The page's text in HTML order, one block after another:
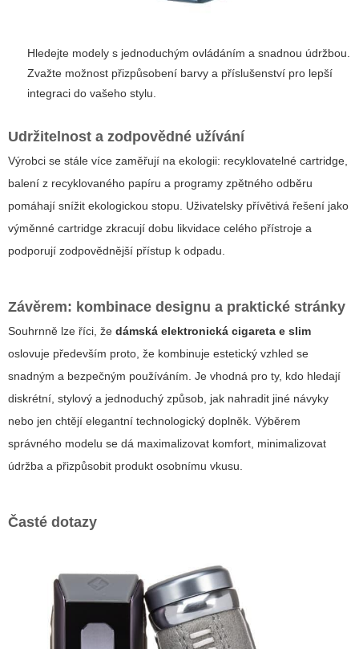
Hledejte modely s jednoduchým ovládáním a snadnou údržbou.
Zvažte možnost přizpůsobení barvy a příslušenství pro lepší
integraci do vašeho stylu.
Udržitelnost a zodpovědné užívání
Výrobci se stále více zaměřují na ekologii: recyklovatelné cartridge,
balení z recyklovaného papíru a programy zpětného odběru
pomáhají snížit ekologickou stopu. Uživatelsky přívětivá řešení jako
výměnné cartridge zkracují dobu likvidace celého přístroje a
podporují zodpovědnější přístup k odpadu.
Závěrem: kombinace designu a praktické stránky
Souhrnně lze říci, že dámská elektronická cigareta e slim
oslovuje především proto, že kombinuje estetický vzhled se
snadným a bezpečným používáním. Je vhodná pro ty, kdo hledají
diskrétní, stylový a jednoduchý způsob, jak nahradit jiné návyky
nebo jen chtějí elegantní technologický doplněk. Výběrem
správného modelu se dá maximalizovat komfort, minimalizovat
údržba a přizpůsobit produkt osobnímu vkusu.
Časté dotazy